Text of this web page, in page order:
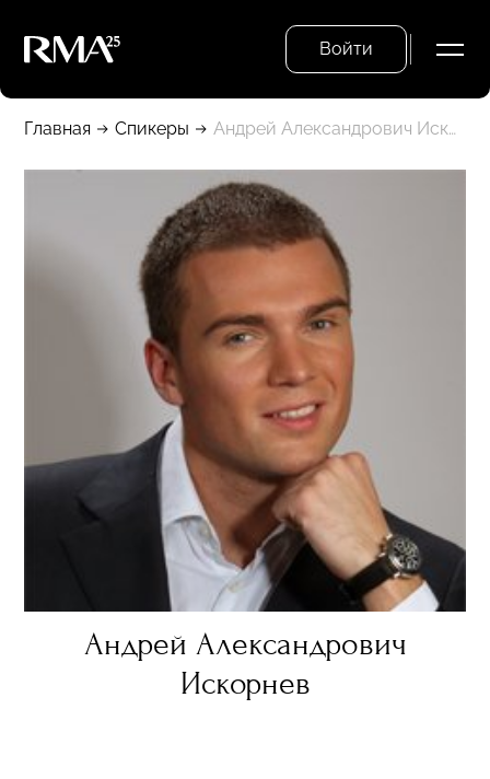
Войти
Главная Спикеры Андрей Александрович Искорнев
Андрей Александрович
Искорнев